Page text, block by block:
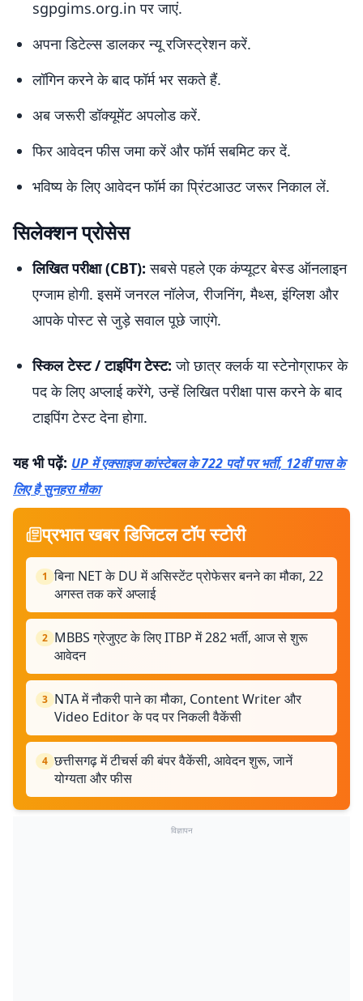
sgpgims.org.in पर जाएं.
अपना डिटेल्स डालकर न्यू रजिस्ट्रेशन करें.
लॉगिन करने के बाद फॉर्म भर सकते हैं.
अब जरूरी डॉक्यूमेंट अपलोड करें.
फिर आवेदन फीस जमा करें और फॉर्म सबमिट कर दें.
भविष्य के लिए आवेदन फॉर्म का प्रिंटआउट जरूर निकाल लें.
सिलेक्शन प्रोसेस
लिखित परीक्षा (CBT): सबसे पहले एक कंप्यूटर बेस्ड ऑनलाइन
एग्जाम होगी. इसमें जनरल नॉलेज, रीजनिंग, मैथ्स, इंग्लिश और
आपके पोस्ट से जुड़े सवाल पूछे जाएंगे.
स्किल टेस्ट / टाइपिंग टेस्ट: जो छात्र क्लर्क या स्टेनोग्राफर के
पद के लिए अप्लाई करेंगे, उन्हें लिखित परीक्षा पास करने के बाद
टाइपिंग टेस्ट देना होगा.
यह भी पढ़ें: UP में एक्साइज कांस्टेबल के 722 पदों पर भर्ती, 12वीं पास के
लिए है सुनहरा मौका
प्रभात खबर डिजिटल टॉप स्टोरी
1 बिना NET के DU में असिस्टेंट प्रोफेसर बनने का मौका, 22
अगस्त तक करें अप्लाई
2 MBBS ग्रेजुएट के लिए ITBP में 282 भर्ती, आज से शुरू
आवेदन
3 NTA में नौकरी पाने का मौका, Content Writer और
Video Editor के पद पर निकली वैकेंसी
4 छत्तीसगढ़ में टीचर्स की बंपर वैकेंसी, आवेदन शुरू, जानें
योग्यता और फीस
विज्ञापन